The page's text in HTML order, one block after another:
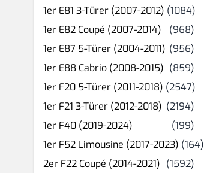
1er E81 3-Türer (2007-2012) (1084)
1er E82 Coupé (2007-2014)
(968)
1er E87 5-Türer (2004-2011) (956)
1er E88 Cabrio (2008-2015) (859)
1er F20 5-Türer (2011-2018) (2547)
1er F21 3-Türer (2012-2018) (2194)
1er F40 (2019-2024)
(199)
1er F52 Limousine (2017-2023) (164)
2er F22 Coupé (2014-2021) (1592)